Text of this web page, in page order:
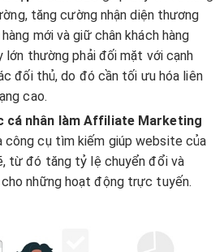
tăng cường nhận diện thương
mới và giữ chân khách hàng
lớn thường phải đối mặt với cạnh
đối thủ, do đó cần tối ưu hóa liên
cao.
cá nhân làm Affiliate Marketing
công cụ tìm kiếm giúp website của
từ đó tăng tỷ lệ chuyển đổi và
những hoạt động trực tuyến.